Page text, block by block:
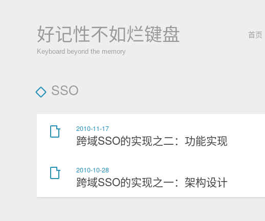
好记性不如烂键盘
Keyboard beyond the memory
首页
SSO
2010-11-17
跨域SSO的实现之二：功能实现
2010-10-28
跨域SSO的实现之一：架构设计